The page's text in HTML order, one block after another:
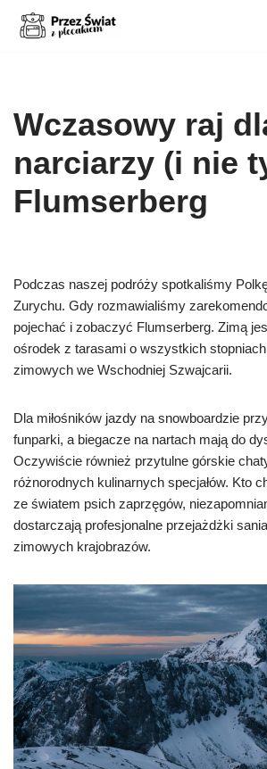
Wczasowy raj
narciarzy (i nie
Flumserberg
Podczas naszej podróży spotkaliśmy
Zurychu. Gdy rozmawialiśmy
pojechać i zobaczyć Flumserberg. Zimą
ośrodek z tarasami o wszystkich
zimowych we Wschodniej Szwajcarii.
Dla miłośników jazdy na snowboardzie
funparki, a biegacze na nartach mają do
Oczywiście również przytulne górskie
różnorodnych kulinarnych specjałów. Kto
ze światem psich zaprzęgów,
dostarczają profesjonalne przejażdżki
zimowych krajobrazów.